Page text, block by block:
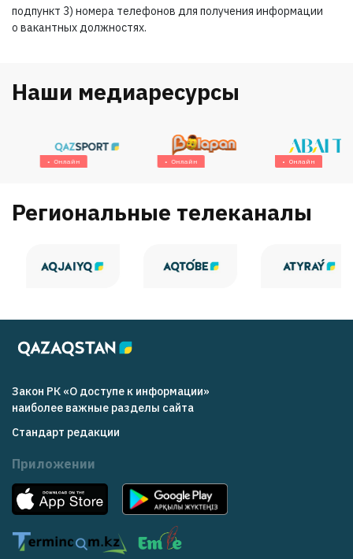
подпункт 3) номера телефонов для получения информации
о вакантных должностях.
Наши медиаресурсы
Онлайн Онлайн Онлайн
Региональные телеканалы
Закон РК «О доступе к информации»
наиболее важные разделы сайта
Стандарт редакции
Приложении